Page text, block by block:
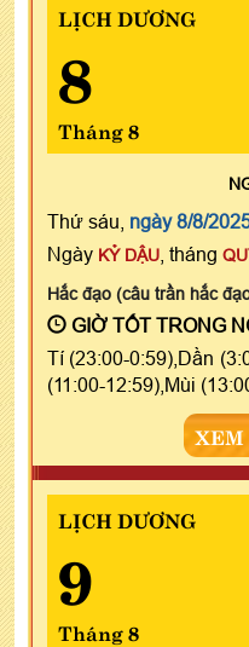
LỊCH DƯƠNG
8
Tháng 8
Thứ sáu, ngày 8/8/
Ngày KỶ DẬU , tháng
Hắc đạo (câu trần hắc
GIỜ TỐT TRONG
Tí (23:00-0:59),Dần
(11:00-12:59),Mùi
LỊCH DƯƠNG
9
Tháng 8